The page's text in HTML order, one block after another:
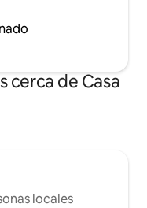
cerca de Casa
locales